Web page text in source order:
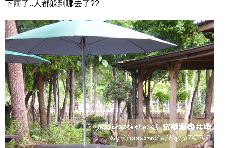
下雨了..人都躲到哪去了??